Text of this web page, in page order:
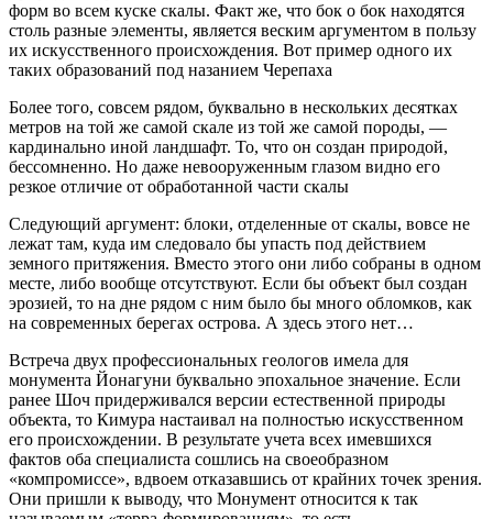
форм во всем куске скалы. Факт же, что бок о бок находятся
столь разные элементы, является веским аргументом в пользу
их искусственного происхождения. Вот пример одного их
таких образований под назанием Черепаха
Более того, совсем рядом, буквально в нескольких десятках
метров на той же самой скале из той же самой породы, —
кардинально иной ландшафт. То, что он создан природой,
бессомненно. Но даже невооруженным глазом видно его
резкое отличие от обработанной части скалы
Следующий аргумент: блоки, отделенные от скалы, вовсе не
лежат там, куда им следовало бы упасть под действием
земного притяжения. Вместо этого они либо собраны в одном
месте, либо вообще отсутствуют. Если бы объект был создан
эрозией, то на дне рядом с ним было бы много обломков, как
на современных берегах острова. А здесь этого нет…
Встреча двух профессиональных геологов имела для
монумента Йонагуни буквально эпохальное значение. Если
ранее Шоч придерживался версии естественной природы
объекта, то Кимура настаивал на полностью искусственном
его происхождении. В результате учета всех имевшихся
фактов оба специалиста сошлись на своеобразном
«компромиссе», вдвоем отказавшись от крайних точек зрения.
Они пришли к выводу, что Монумент относится к так